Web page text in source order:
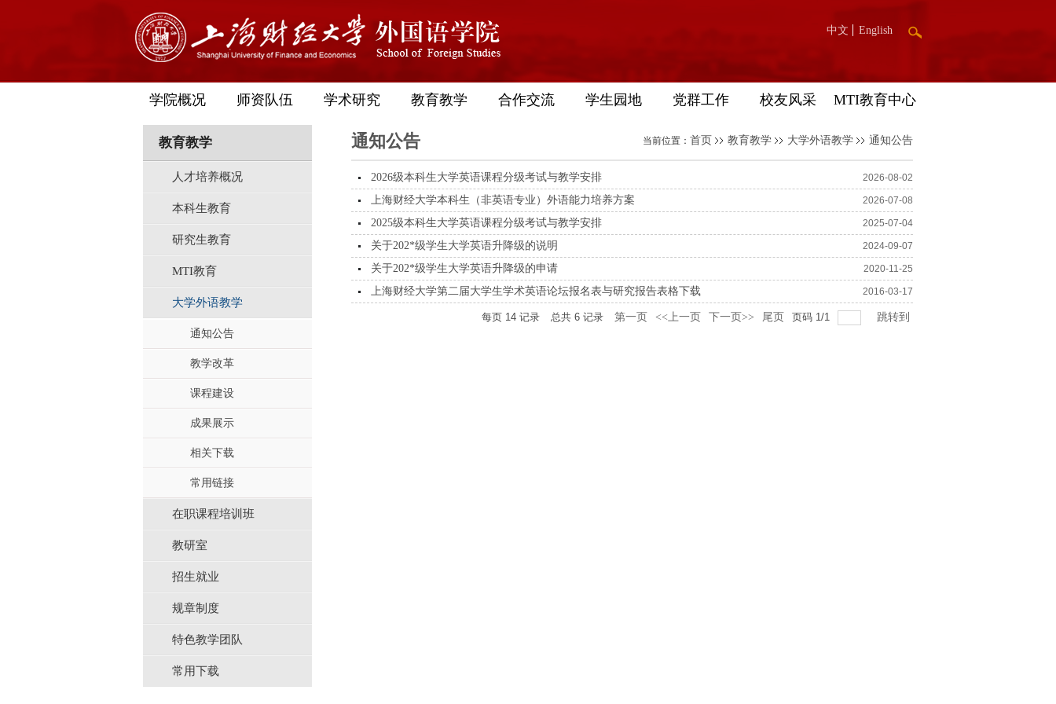
中文 English
学院概况 师资队伍 学术研究 教育教学 合作交流 学生园地 党群工作 校友风采 MTI教育中心
教育教学
人才培养概况
本科生教育
研究生教育
MTI教育
大学外语教学
通知公告
教学改革
课程建设
成果展示
相关下载
常用链接
在职课程培训班
教研室
招生就业
规章制度
特色教学团队
常用下载
通知公告 当前位置： 首页 教育教学 大学外语教学 通知公告
2026级本科生大学英语课程分级考试与教学安排 2026-08-02
上海财经大学本科生（非英语专业）外语能力培养方案 2026-07-08
2025级本科生大学英语课程分级考试与教学安排 2025-07-04
关于202*级学生大学英语升降级的说明 2024-09-07
关于202*级学生大学英语升降级的申请 2020-11-25
上海财经大学第二届大学生学术英语论坛报名表与研究报告表格下载 2016-03-17
每页 14 记录 总共 6 记录 第一页 <<上一页 下一页>> 尾页 页码 1/1 跳转到